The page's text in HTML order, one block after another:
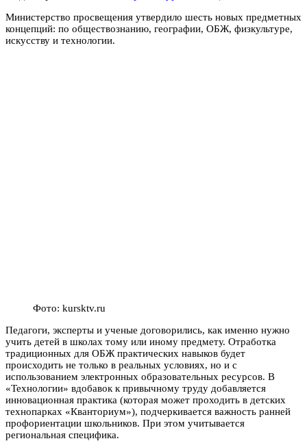
Министерство просвещения утвердило шесть новых предметных
концепций: по обществознанию, географии, ОБЖ, физкультуре,
искусству и технологии.
Фото: kursktv.ru
Педагоги, эксперты и ученые договорились, как именно нужно
учить детей в школах тому или иному предмету. Отработка
традиционных для ОБЖ практических навыков будет
происходить не только в реальных условиях, но и с
использованием электронных образовательных ресурсов. В
«Технологии» вдобавок к привычному труду добавляется
инновационная практика (которая может проходить в детских
технопарках «Кванториум»), подчеркивается важность ранней
профориентации школьников. При этом учитывается
региональная специфика.